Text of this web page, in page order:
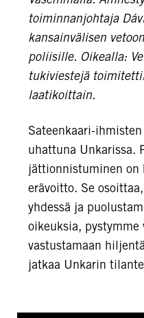
toiminnanjohtaja
kansainvälisen
poliisille. Oikealla:
tukiviestejä
laatikoittain.
Sateenkaari-
uhattuna Unkarissa.
jättionnistuminen
erävoitto. Se
yhdessä ja
oikeuksia, pystymme
vastustamaan
jatkaa Unkarin